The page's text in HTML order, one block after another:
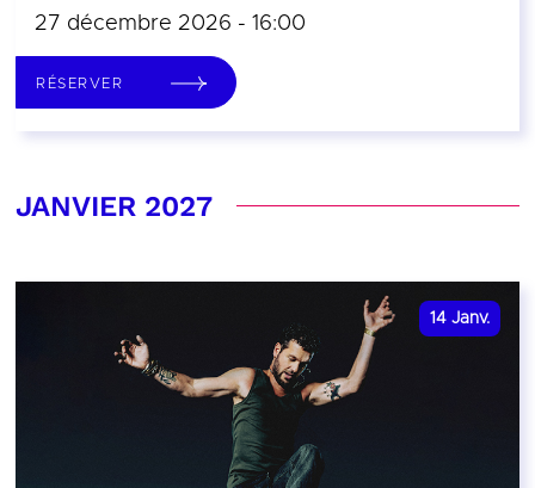
27 décembre 2026 - 16:00
RÉSERVER
JANVIER 2027
14 Janv.